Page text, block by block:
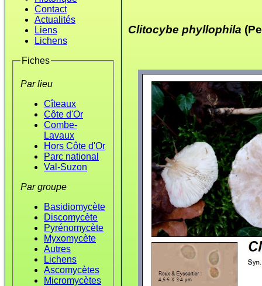
Contact
Actualités
Liens
Lichens
Fiches
Par lieu
Cîteaux
Côte d'Or
Combe-
Lavaux
Hors Côte d'Or
Parc national
Val-Suzon
Par groupe
Basidiomycète
Discomycète
Pyrénomycète
Myxomycète
Autres
Lichens
Ascomycètes
Micromycètes
Clitocybe phyllophila